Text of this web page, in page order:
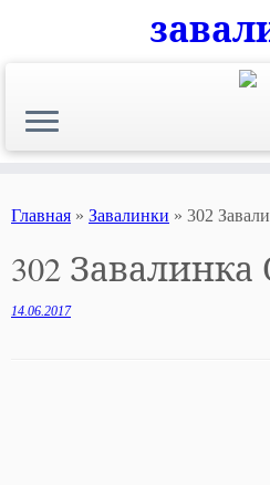
Главная » Завалинки » 302
302
14.06.2017